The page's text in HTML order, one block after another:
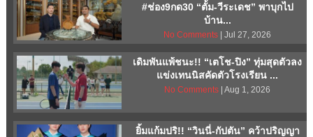
#ช่อง9กด30 “ตั้ม-วีระเดช” พาบุกไป
บ้าน...
No Comments | Jul 27, 2026
เดิมพันแพ้ชนะ!! “เตโช-ปิง” ทุ่มสุดตัวลง
แข่งเทนนิสคัดตัวโรงเรียน ...
No Comments | Aug 1, 2026
ยิ้มแก้มปริ!! “วินนี่-กัปตัน” คว้าปริญญา